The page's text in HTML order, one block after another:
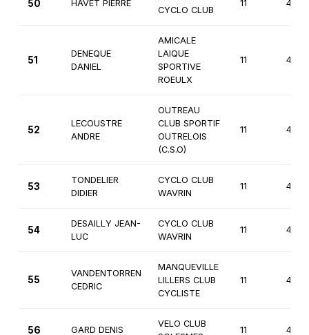
50 HAVET PIERRE
CYCLO CLUB
11
51
DENEQUE
DANIEL
AMICALE
LAIQUE
SPORTIVE
ROEULX
11
52
LECOUSTRE
ANDRE
OUTREAU
CLUB SPORTIF
OUTRELOIS
(C.S.O)
11
53
TONDELIER
DIDIER
CYCLO CLUB
WAVRIN
11
54
DESAILLY JEAN-
LUC
CYCLO CLUB
WAVRIN
11
55
VANDENTORREN
CEDRIC
MANQUEVILLE
LILLERS CLUB
CYCLISTE
11
56 GARD DENIS
VELO CLUB
11